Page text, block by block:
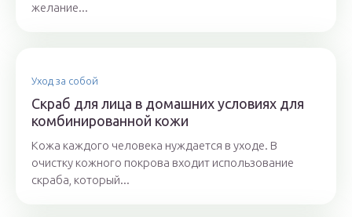
желание...
Уход за собой
Скраб для лица в домашних условиях для
комбинированной кожи
Кожа каждого человека нуждается в уходе. В
очистку кожного покрова входит использование
скраба, который...